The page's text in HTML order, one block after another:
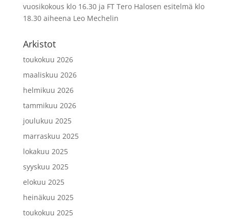
vuosikokous klo 16.30 ja FT Tero Halosen esitelmä klo
18.30 aiheena Leo Mechelin
Arkistot
toukokuu 2026
maaliskuu 2026
helmikuu 2026
tammikuu 2026
joulukuu 2025
marraskuu 2025
lokakuu 2025
syyskuu 2025
elokuu 2025
heinäkuu 2025
toukokuu 2025